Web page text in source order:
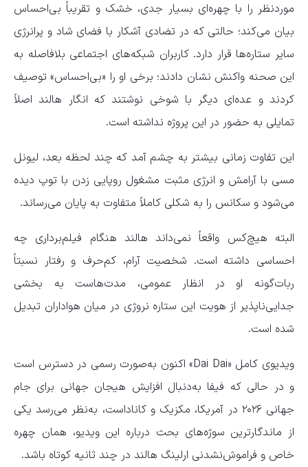
موردنظر را با چهره‌ای بسیار جدی، خشک و تقریباً بی‌احساس
بیان می‌کند؛ حالتی که در تضادی آشکار با فضای شاد و پرانرژی
سایر ستاره‌ها قرار دارد. کاربران شبکه‌های اجتماعی بلافاصله به
این صحنه واکنش نشان دادند؛ برخی او را «بی‌احساس» توصیف
کردند و عده‌ای دیگر با شوخی نوشتند که انگار هالند اصلاً
تمایلی به حضور در این پروژه نداشته است.
این تفاوت زمانی بیشتر به چشم آمد که چند لحظه بعد، لیونل
مسی با آرامش و انرژی مثبت مشغول روپایی زدن با توپ دیده
می‌شود و سکانس را به شکلی کاملاً متفاوت به پایان می‌رساند.
البته هیچ‌کس واقعاً نمی‌داند هالند هنگام فیلم‌برداری چه
احساسی داشته است. شخصیت آرام، کم‌حرف و رفتار نسبتاً
ربات‌گونه او در انظار عمومی، مدت‌هاست به بخشی
جدایی‌ناپذیر از هویت این ستاره نروژی در میان هواداران تبدیل
شده است.
ویدیوی کامل «Dai Dai» اکنون به‌صورت رسمی در دسترس است
و در حالی که فیفا به‌دنبال افزایش هیجان جهانی برای جام
جهانی ۲۰۲۶ در آمریکا، مکزیک و کاناداست، به‌نظر می‌رسد یکی
از ماندگارترین سوژه‌های بحث درباره این ویدیو، همان چهره
خاص و فراموش‌نشدنی ارلینگ هالند در چند ثانیه کوتاه باشد.